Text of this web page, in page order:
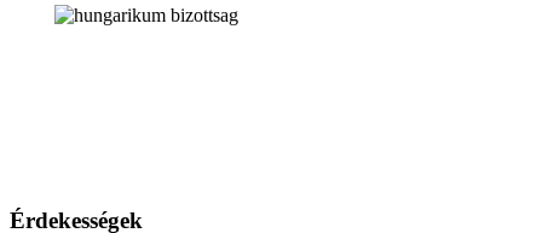
Érdekességek